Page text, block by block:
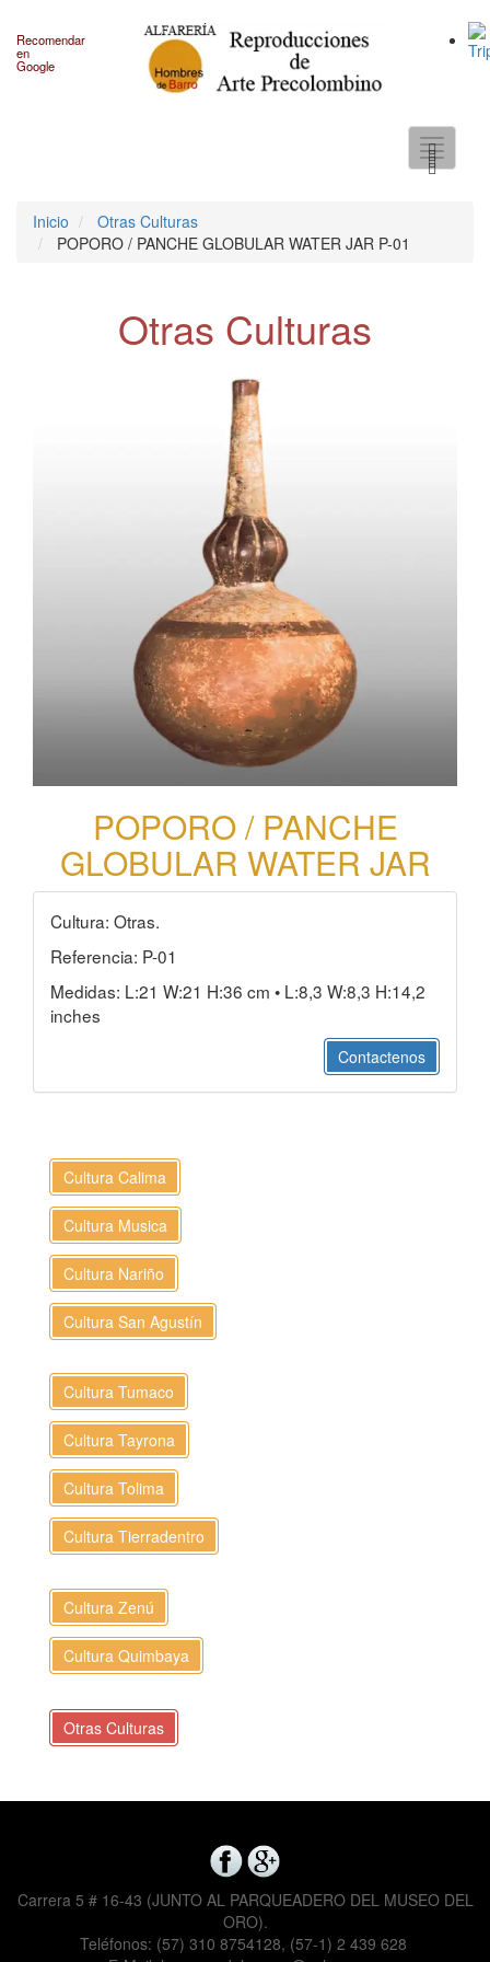
Recomendar
en
Google
Toggle
Inicio
Otras Culturas
POPORO / PANCHE GLOBULAR WATER JAR P-01
Otras Culturas
POPORO / PANCHE
GLOBULAR WATER JAR
Cultura: Otras.
Referencia: P-01
Medidas: L:21 W:21 H:36 cm • L:8,3 W:8,3 H:14,2
inches
Contactenos
Cultura Calima
Cultura Musica
Cultura Nariño
Cultura San Agustín
Cultura Tumaco
Cultura Tayrona
Cultura Tolima
Cultura Tierradentro
Cultura Zenú
Cultura Quimbaya
Otras Culturas
Carrera 5 # 16-43 (JUNTO AL PARQUEADERO DEL MUSEO DEL
ORO).
Teléfonos: (57) 310 8754128, (57-1) 2 439 628